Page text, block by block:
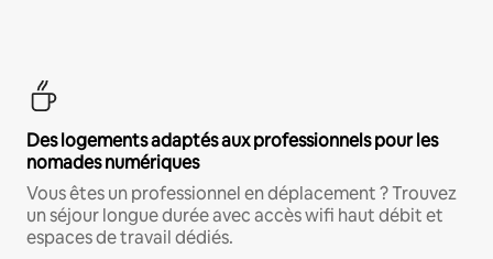
Des logements adaptés aux professionnels pour les
nomades numériques
Vous êtes un professionnel en déplacement ? Trouvez
un séjour longue durée avec accès wifi haut débit et
espaces de travail dédiés.